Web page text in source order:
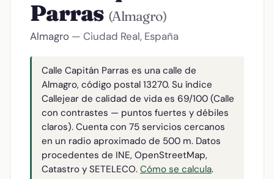
Parras (Almagro)
Almagro — Ciudad Real, España
Calle Capitán Parras es una calle de
Almagro, código postal 13270. Su índice
Callejear de calidad de vida es 69/100 (Calle
con contrastes — puntos fuertes y débiles
claros). Cuenta con 75 servicios cercanos
en un radio aproximado de 500 m. Datos
procedentes de INE, OpenStreetMap,
Catastro y SETELECO. Cómo se calcula.